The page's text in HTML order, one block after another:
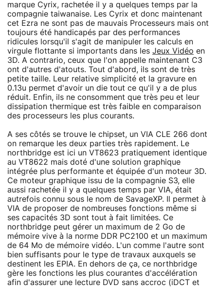
marque Cyrix, rachetée il y a quelques temps par la
compagnie taiwanaise. Les Cyrix et donc maintenant
cet Ezra ne sont pas de mauvais Processeurs mais ont
toujours été handicapés par des performances
ridicules lorsqu'il s'agit de manipuler les calculs en
virgule flottante si importants dans les Jeux Vidéo en
3D. A contrario, ceux que l'on appelle maintenant C3
ont d'autres d'atouts. Tout d'abord, ils sont de très
petite taille. Leur relative simplicité et la gravure en
0.13u permet d'avoir un die tout ce qu'il y a de plus
réduit. Enfin, ils ne consomment que très peu et leur
dissipation thermique est très faible en comparaison
des processeurs les plus courants.
A ses côtés se trouve le chipset, un VIA CLE 266 dont
on remarque les deux parties très rapidement. Le
northbridge est ici un VT8623 pratiquement identique
au VT8622 mais doté d'une solution graphique
intégrée plus performante et équipée d'un moteur 3D.
Ce moteur graphique issu de la compagnie S3, elle
aussi rachetée il y a quelques temps par VIA, était
autrefois connu sous le nom de SavageXP. Il permet à
VIA de proposer de nombreuses fonctions même si
ses capacités 3D sont tout à fait limitées. Ce
northbridge peut gérer un maximum de 2 Go de
mémoire vive à la norme DDR PC2100 et un maximum
de 64 Mo de mémoire vidéo. L'un comme l'autre sont
bien suffisants pour le type de travaux auxquels se
destinent les EPIA. En dehors de ça, ce northbridge
gère les fonctions les plus courantes d'accélération
afin d'assurer une lecture DVD sans accroc (iDCT et